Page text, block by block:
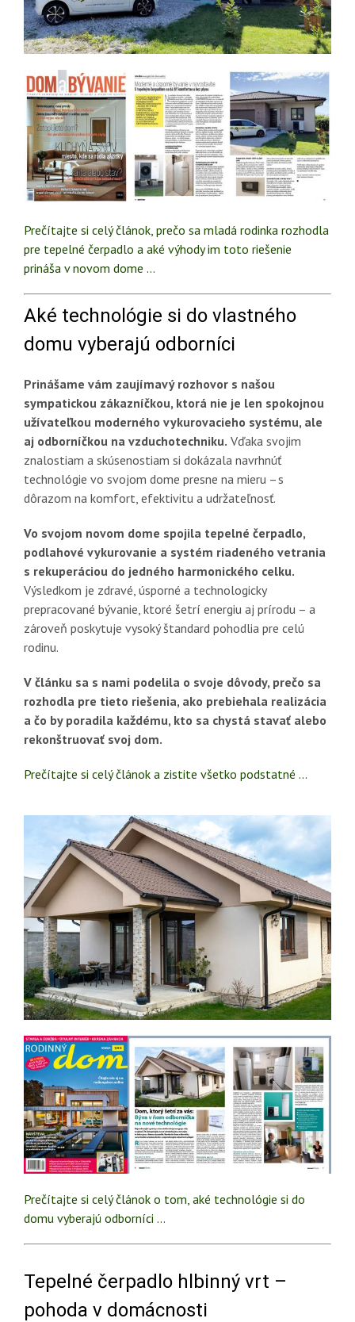
Prečítajte si celý článok, prečo sa mladá rodinka rozhodla
pre tepelné čerpadlo a aké výhody im toto riešenie
prináša v novom dome …
Aké technológie si do vlastného
domu vyberajú odborníci
Prinášame vám zaujímavý rozhovor s našou
sympatickou zákazníčkou, ktorá nie je len spokojnou
užívateľkou moderného vykurovacieho systému, ale
aj odborníčkou na vzduchotechniku. Vďaka svojim
znalostiam a skúsenostiam si dokázala navrhnúť
technológie vo svojom dome presne na mieru – s
dôrazom na komfort, efektivitu a udržateľnosť.
Vo svojom novom dome spojila tepelné čerpadlo,
podlahové vykurovanie a systém riadeného vetrania
s rekuperáciou do jedného harmonického celku.
Výsledkom je zdravé, úsporné a technologicky
prepracované bývanie, ktoré šetrí energiu aj prírodu – a
zároveň poskytuje vysoký štandard pohodlia pre celú
rodinu.
V článku sa s nami podelila o svoje dôvody, prečo sa
rozhodla pre tieto riešenia, ako prebiehala realizácia
a čo by poradila každému, kto sa chystá stavať alebo
rekonštruovať svoj dom.
Prečítajte si celý článok a zistite všetko podstatné …
Prečítajte si celý článok o tom, aké technológie si do
domu vyberajú odborníci …
Tepelné čerpadlo hlbinný vrt –
pohoda v domácnosti